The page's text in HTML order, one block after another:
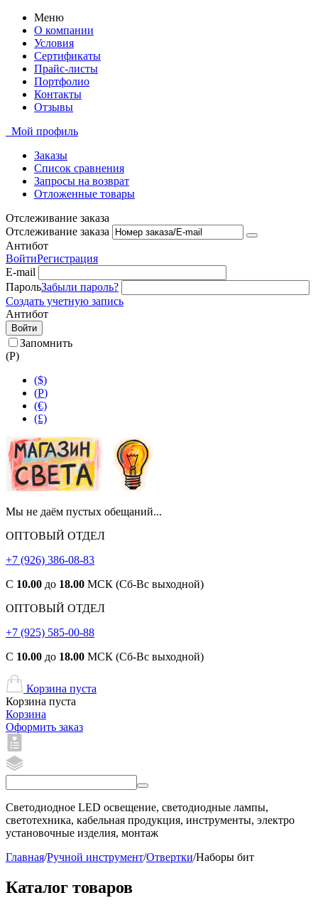
Меню
О компании
Условия
Сертификаты
Прайс-листы
Портфолио
Контакты
Отзывы
Мой профиль
Заказы
Список сравнения
Запросы на возврат
Отложенные товары
Отслеживание заказа
Отслеживание заказа
Антибот
ВойтиРегистрация
E-mail
ПарольЗабыли пароль?
Создать учетную запись
Антибот
Войти
Запомнить
(Р)
($)
(Р)
(€)
(£)
Мы не даём пустых обещаний...
ОПТОВЫЙ ОТДЕЛ
+7 (926) 386-08-83
С 10.00 до 18.00 МСК (Сб-Вс выходной)
ОПТОВЫЙ ОТДЕЛ
+7 (925) 585-00-88
С 10.00 до 18.00 МСК (Сб-Вс выходной)
Корзина пуста
Корзина пуста
Корзина
Оформить заказ
Светодиодное LED освещение, светодиодные лампы,
светотехника, кабельная продукция, инструменты, электро
установочные изделия, монтаж
Главная/Ручной инструмент/Отвертки/Наборы бит
Каталог товаров